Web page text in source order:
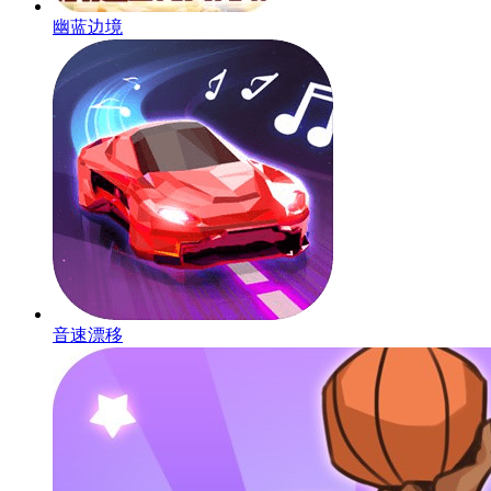
幽蓝边境
音速漂移